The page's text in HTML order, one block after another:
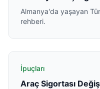
Almanya'da yaşayan
rehberi.
İpuçları
Araç Sigortası